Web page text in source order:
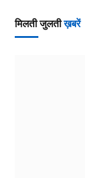
मिलती जुलतीख़बरें